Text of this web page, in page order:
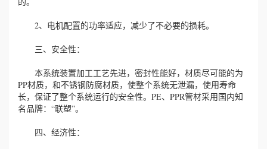
2、电机配置的功率适应，减少了不必要的损耗。
三、安全性：
本系统装置加工工艺先进，密封性能好，材质尽可能的为
PP材质，和不锈钢防腐材质，使整个系统无泄漏，使用寿命
长，保证了整个系统运行的安全性。PE、PPR管材采用国内知
名品牌：“联塑”。
四、经济性：